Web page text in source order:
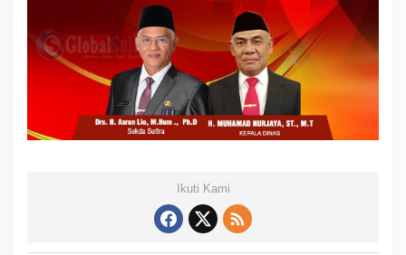
Ikuti Kami